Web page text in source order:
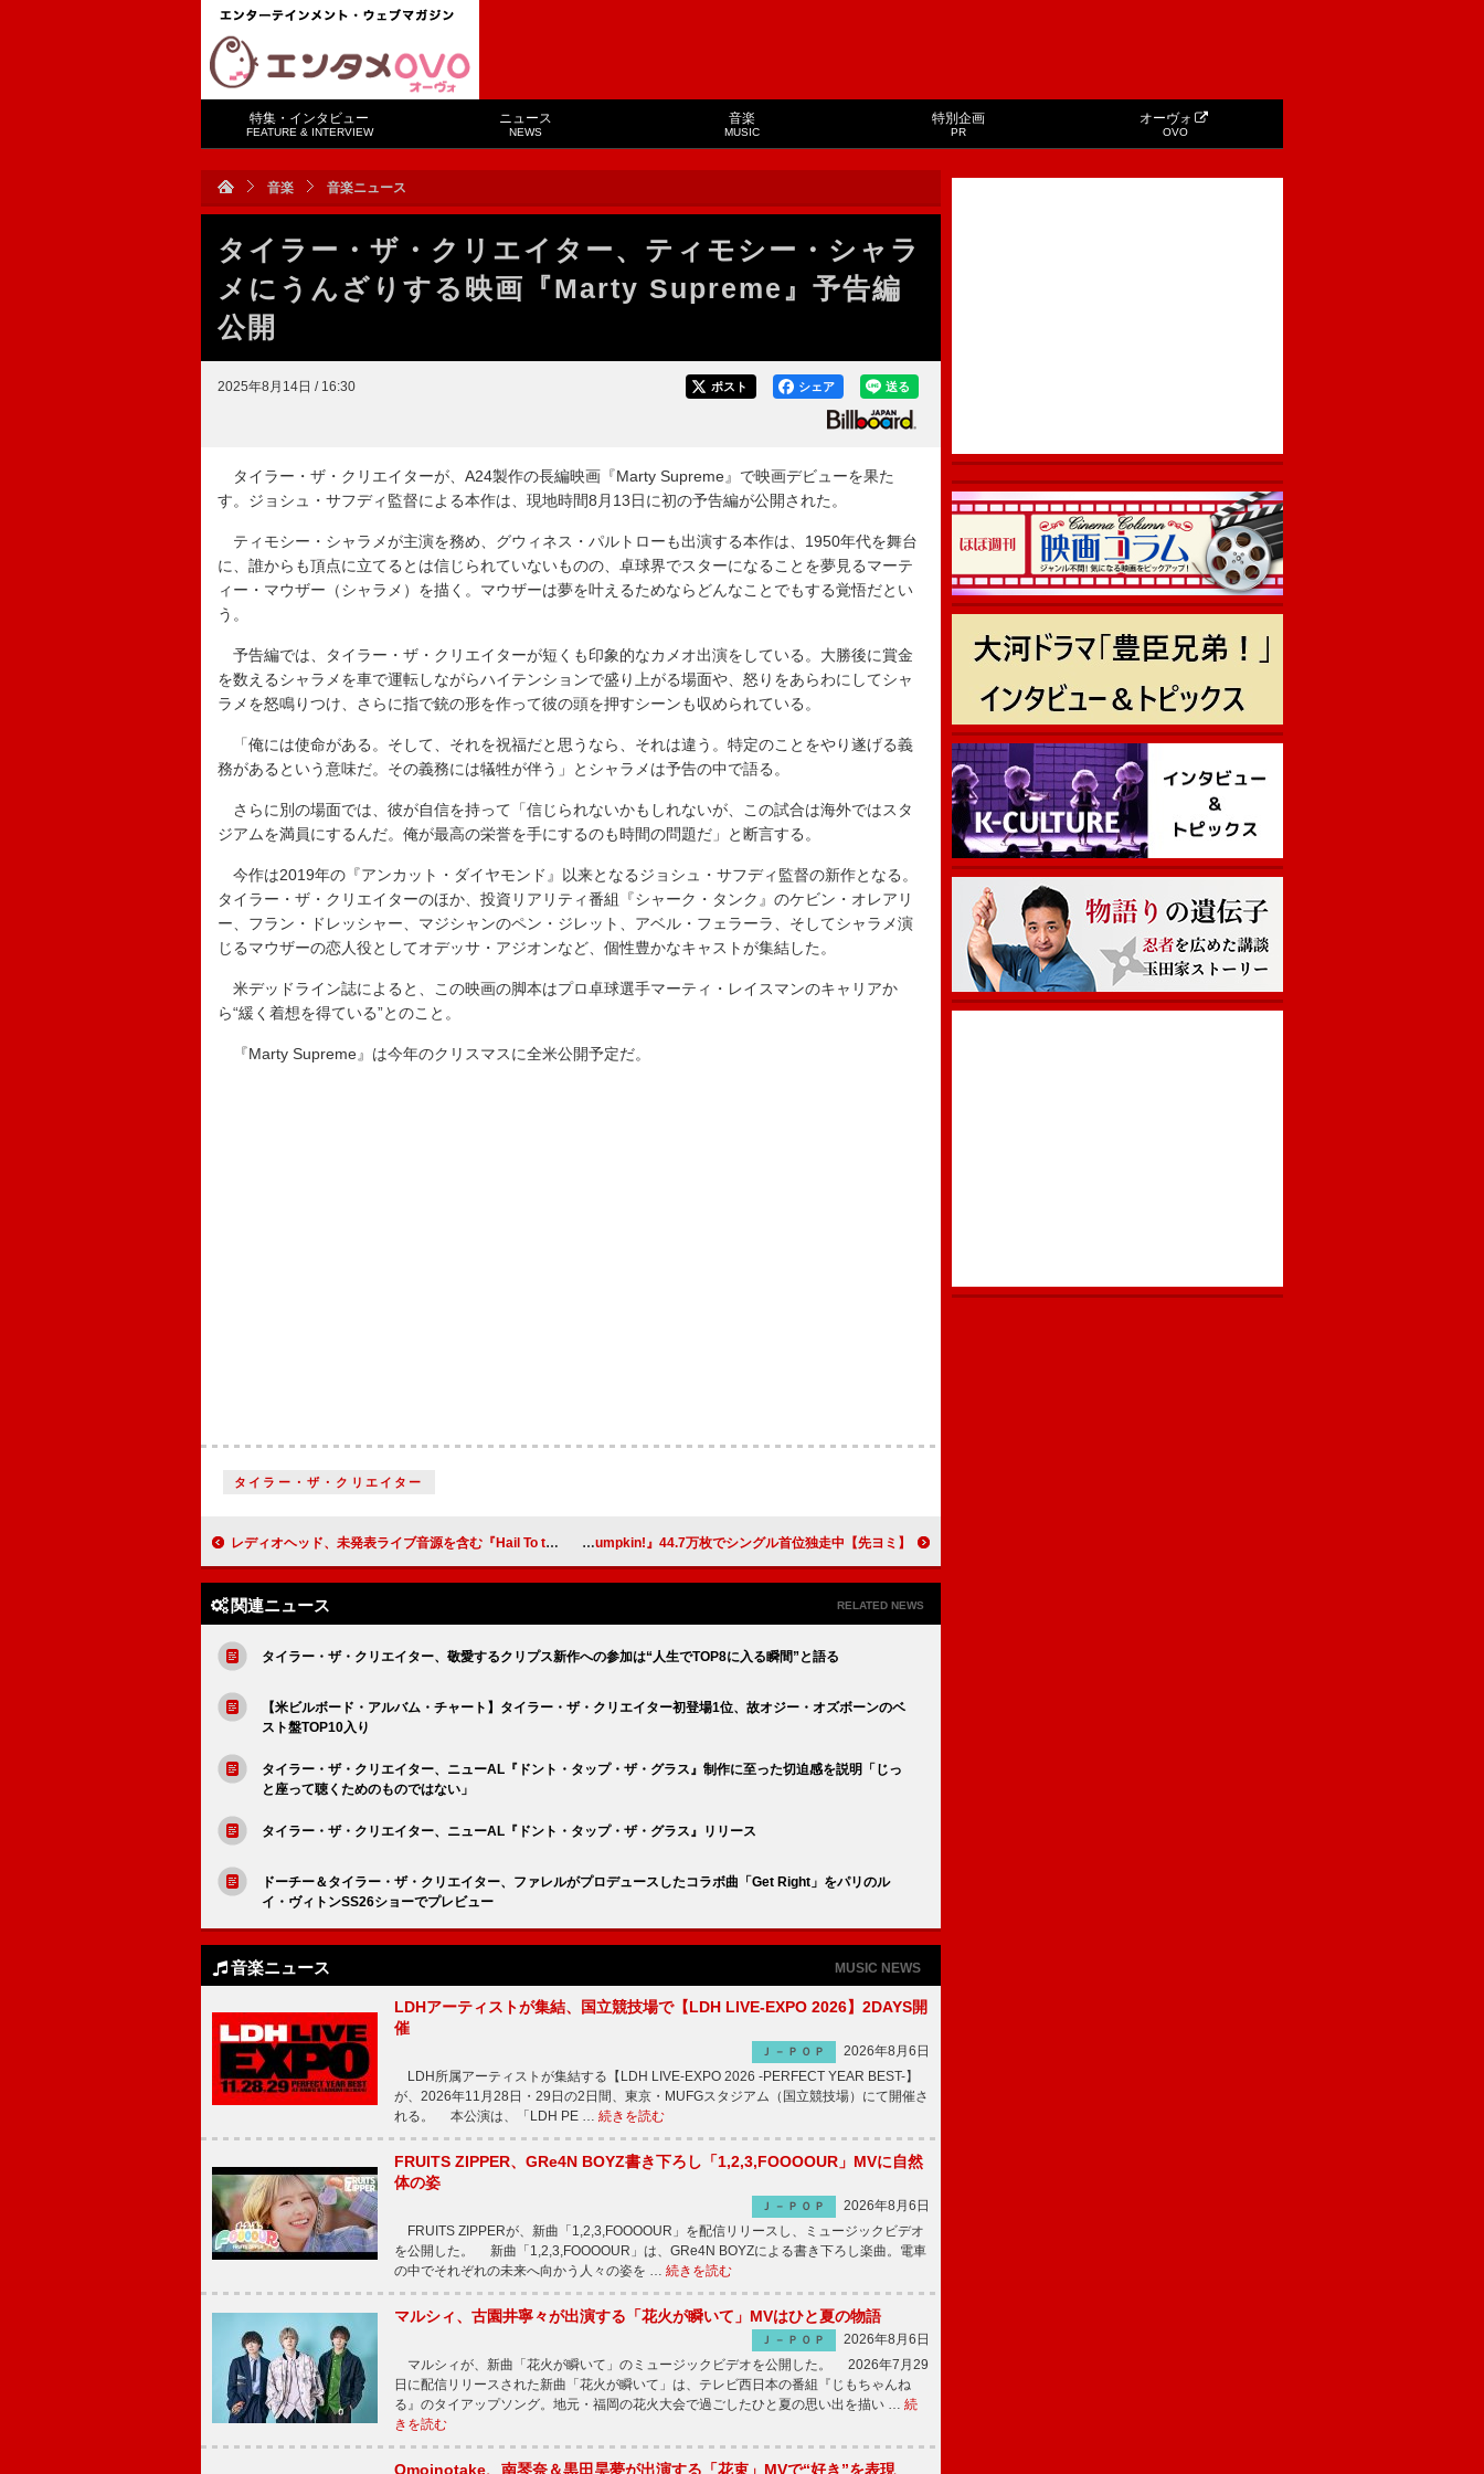
特集・インタビュー
FEATURE & INTERVIEW
ニュース
NEWS
音楽
MUSIC
特別企画
PR
オーヴォ
OVO
音楽 音楽ニュース
タイラー・ザ・クリエイター、ティモシー・シャラ
メにうんざりする映画『Marty Supreme』予告編
公開
2025年8月14日 / 16:30 送る
シェア
ポスト
タイラー・ザ・クリエイターが、A24製作の長編映画『Marty Supreme』で映画デビューを果た
す。ジョシュ・サフディ監督による本作は、現地時間8月13日に初の予告編が公開された。
ティモシー・シャラメが主演を務め、グウィネス・パルトローも出演する本作は、1950年代を舞台
に、誰からも頂点に立てるとは信じられていないものの、卓球界でスターになることを夢見るマーテ
ィー・マウザー（シャラメ）を描く。マウザーは夢を叶えるためならどんなことでもする覚悟だとい
う。
予告編では、タイラー・ザ・クリエイターが短くも印象的なカメオ出演をしている。大勝後に賞金
を数えるシャラメを車で運転しながらハイテンションで盛り上がる場面や、怒りをあらわにしてシャ
ラメを怒鳴りつけ、さらに指で銃の形を作って彼の頭を押すシーンも収められている。
「俺には使命がある。そして、それを祝福だと思うなら、それは違う。特定のことをやり遂げる義
務があるという意味だ。その義務には犠牲が伴う」とシャラメは予告の中で語る。
さらに別の場面では、彼が自信を持って「信じられないかもしれないが、この試合は海外ではスタ
ジアムを満員にするんだ。俺が最高の栄誉を手にするのも時間の問題だ」と断言する。
今作は2019年の『アンカット・ダイヤモンド』以来となるジョシュ・サフディ監督の新作となる。
タイラー・ザ・クリエイターのほか、投資リアリティ番組『シャーク・タンク』のケビン・オレアリ
ー、フラン・ドレッシャー、マジシャンのペン・ジレット、アベル・フェラーラ、そしてシャラメ演
じるマウザーの恋人役としてオデッサ・アジオンなど、個性豊かなキャストが集結した。
米デッドライン誌によると、この映画の脚本はプロ卓球選手マーティ・レイスマンのキャリアか
ら“緩く着想を得ている”とのこと。
『Marty Supreme』は今年のクリスマスに全米公開予定だ。
タイラー・ザ・クリエイター
レディオヘッド、未発表ライブ音源を含む『Hail To the Thief – Live Recordings 2003-2009』配信 【先ヨミ】AKB48『Oh my pumpkin!』44.7万枚でシングル首位独走中
関連ニュース RELATED NEWS
タイラー・ザ・クリエイター、敬愛するクリプス新作への参加は“人生でTOP8に入る瞬間”と語る
【米ビルボード・アルバム・チャート】タイラー・ザ・クリエイター初登場1位、故オジー・オズボーンのベ
スト盤TOP10入り
タイラー・ザ・クリエイター、ニューAL『ドント・タップ・ザ・グラス』制作に至った切迫感を説明「じっ
と座って聴くためのものではない」
タイラー・ザ・クリエイター、ニューAL『ドント・タップ・ザ・グラス』リリース
ドーチー＆タイラー・ザ・クリエイター、ファレルがプロデュースしたコラボ曲「Get Right」をパリのル
イ・ヴィトンSS26ショーでプレビュー
音楽ニュース MUSIC NEWS
LDHアーティストが集結、国立競技場で【LDH LIVE-EXPO 2026】2DAYS開
催
Ｊ－ＰＯＰ
2026年8月6日
LDH所属アーティストが集結する【LDH LIVE-EXPO 2026 -PERFECT YEAR BEST-】
が、2026年11月28日・29日の2日間、東京・MUFGスタジアム（国立競技場）にて開催さ
れる。 本公演は、「LDH PE … 続きを読む
FRUITS ZIPPER、GRe4N BOYZ書き下ろし「1,2,3,FOOOOUR」MVに自然
体の姿
Ｊ－ＰＯＰ
2026年8月6日
FRUITS ZIPPERが、新曲「1,2,3,FOOOOUR」を配信リリースし、ミュージックビデオ
を公開した。 新曲「1,2,3,FOOOOUR」は、GRe4N BOYZによる書き下ろし楽曲。電車
の中でそれぞれの未来へ向かう人々の姿を … 続きを読む
マルシィ、古園井寧々が出演する「花火が瞬いて」MVはひと夏の物語
Ｊ－ＰＯＰ
2026年8月6日
マルシィが、新曲「花火が瞬いて」のミュージックビデオを公開した。 2026年7月29
日に配信リリースされた新曲「花火が瞬いて」は、テレビ西日本の番組『じもちゃんね
る』のタイアップソング。地元・福岡の花火大会で過ごしたひと夏の思い出を描い … 続
きを読む
Omoinotake、南琴奈＆黒田昊夢が出演する「花束」MVで“好き”を表現